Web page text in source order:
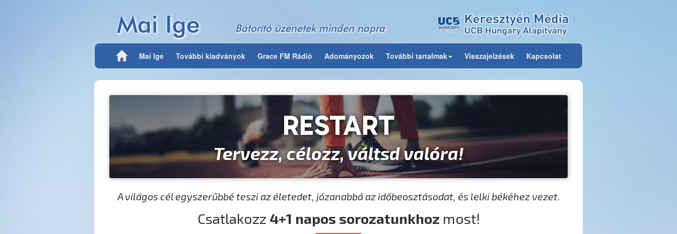
Mai Ige Bátorító üzenetek minden napra
Mai Ige További kiadványok Grace FM Rádió Adományozok További tartalmak Visszajelzések Kapcsolat
RESTART
Tervezz, célozz, váltsd valóra!
A világos cél egyszerűbbé teszi az életedet, józanabbá az időbeosztásodat, és lelki békéhez vezet.
Csatlakozz 4+1 napos sorozatunkhoz most!